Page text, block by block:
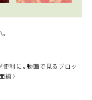
利に。動画で見るブロッ
編〉